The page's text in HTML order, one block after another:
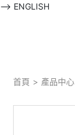
--> ENGLISH
首頁 > 產品中心